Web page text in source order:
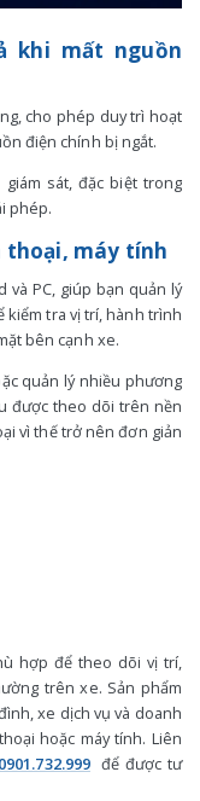
khi mất nguồn
cho phép duy trì hoạt
điện chính bị ngắt.
sát, đặc biệt trong
phép.
thoại, máy tính
và PC, giúp bạn quản lý
tra vị trí, hành trình
bên cạnh xe.
quản lý nhiều phương
được theo dõi trên nền
vì thế trở nên đơn giản
hợp để theo dõi vị trí,
trên xe. Sản phẩm
xe dịch vụ và doanh
hoặc máy tính. Liên
0901.732.999để được tư